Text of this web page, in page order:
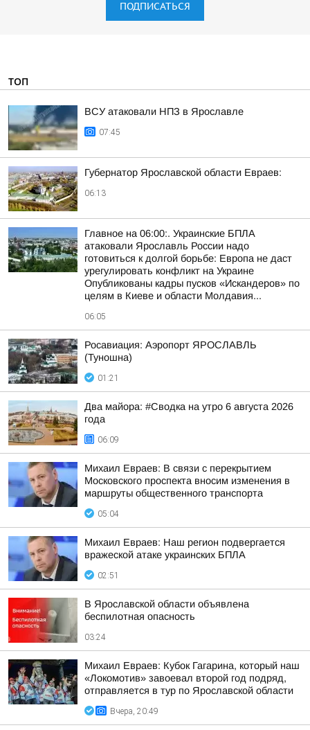
ПОДПИСАТЬСЯ
ТОП
ВСУ атаковали НПЗ в Ярославле
07:45
Губернатор Ярославской области Евраев:
06:13
Главное на 06:00:. Украинские БПЛА
атаковали Ярославль России надо
готовиться к долгой борьбе: Европа не даст
урегулировать конфликт на Украине
Опубликованы кадры пусков «Искандеров» по
целям в Киеве и области Молдавия...
06:05
Росавиация: Аэропорт ЯРОСЛАВЛЬ
(Туношна)
01:21
Два майора: #Сводка на утро 6 августа 2026
года
06:09
Михаил Евраев: В связи с перекрытием
Московского проспекта вносим изменения в
маршруты общественного транспорта
05:04
Михаил Евраев: Наш регион подвергается
вражеской атаке украинских БПЛА
02:51
В Ярославской области объявлена
беспилотная опасность
03:24
Михаил Евраев: Кубок Гагарина, который наш
«Локомотив» завоевал второй год подряд,
отправляется в тур по Ярославской области
Вчера, 20:49